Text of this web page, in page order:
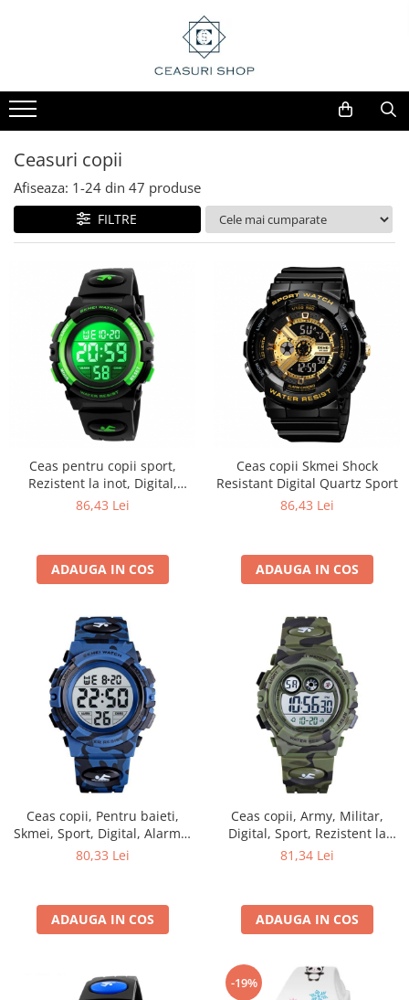
Ceasuri copii
Afiseaza: 1-24 din 47 produse
FILTRE
Ceas pentru copii sport,
Rezistent la inot, Digital,
Curea PU
86,43 Lei
ADAUGA IN COS
Ceas copii Skmei Shock
Resistant Digital Quartz Sport
86,43 Lei
ADAUGA IN COS
Ceas copii, Pentru baieti,
Skmei, Sport, Digital, Alarma,
Cronometru, Alarma,
80,33 Lei
ADAUGA IN COS
Ceas copii, Army, Militar,
Digital, Sport, Rezistent la
socuri
81,34 Lei
ADAUGA IN COS
-19%